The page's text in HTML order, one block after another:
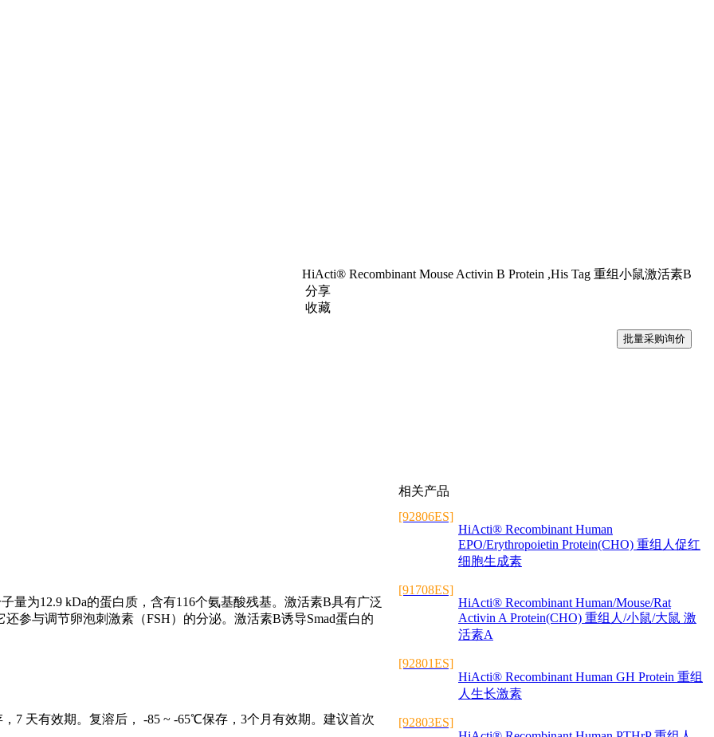
HiActi® Recombinant Mouse Activin B Protein ,His Tag 重组小鼠激活素B
分享
收藏
批量采购询价
量为12.9 kDa的蛋白质，含有116个氨基酸残基。激活素B具有广泛
参与调节卵泡刺激素（FSH）的分泌。激活素B诱导Smad蛋白的
7 天有效期。复溶后， -85 ~ -65℃保存，3个月有效期。建议首次
相关产品
[92806ES]
HiActi® Recombinant Human
EPO/Erythropoietin Protein(CHO) 重组人促红
细胞生成素
[91708ES]
HiActi® Recombinant Human/Mouse/Rat
Activin A Protein(CHO) 重组人/小鼠/大鼠 激
活素A
[92801ES]
HiActi® Recombinant Human GH Protein 重组
人生长激素
[92803ES]